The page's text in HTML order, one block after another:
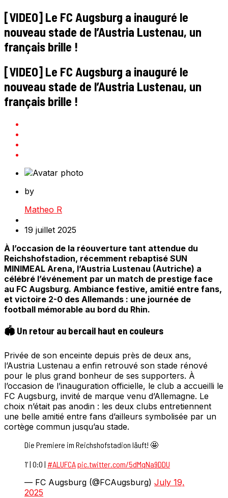
[VIDEO] Le FC Augsburg a inauguré le
nouveau stade de l’Austria Lustenau, un
français brille !
[VIDEO] Le FC Augsburg a inauguré le
nouveau stade de l’Austria Lustenau, un
français brille !
by
Matheo R
19 juillet 2025
À l’occasion de la réouverture tant attendue du
Reichshofstadion, récemment rebaptisé SUN
MINIMEAL Arena, l’Austria Lustenau (Autriche) a
célébré l’événement par un match de prestige face
au FC Augsburg. Ambiance festive, amitié entre fans,
et victoire 2-0 des Allemands : une journée de
football mémorable au bord du Rhin.
🏟️ Un retour au bercail haut en couleurs
Privée de son enceinte depuis près de deux ans,
l’Austria Lustenau a enfin retrouvé son stade rénové
pour le plus grand bonheur de ses supporters. À
l’occasion de l’inauguration officielle, le club a accueilli le
FC Augsburg, invité de marque venu d’Allemagne. Le
choix n’était pas anodin : les deux clubs entretiennent
une belle amitié entre fans d’ailleurs symbolisée par un
cortège commun jusqu’au stade.
Die Premiere im Reichshofstadion läuft! 🤩
1‘ | 0:0 | #ALUFCApic.twitter.com/5dMqNa9DDU
— FC Augsburg (@FCAugsburg) July 19,
2025